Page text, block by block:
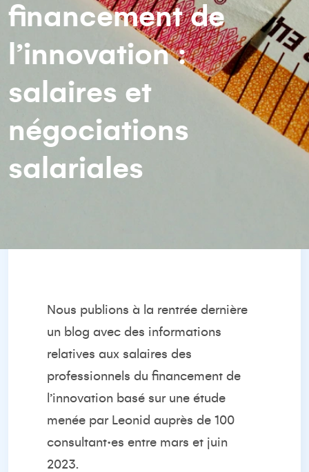
ﬁnancement de
l’innovation :
salaires et
négociations
salariales
Nous publions à la rentrée dernière
un blog avec des informations
relatives aux salaires des
professionnels du financement de
l’innovation basé sur une étude
menée par Leonid auprès de 100
consultant·es entre mars et juin
2023.